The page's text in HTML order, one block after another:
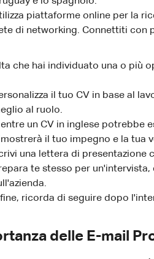
piattaforme online per la
di networking. Connettiti con
che hai individuato una o più
il tuo CV in base al
al ruolo.
un CV in inglese potrebbe
il tuo impegno e la tua
una lettera di presentazione
te stesso per
ricorda di seguire dopo
delle E-mail